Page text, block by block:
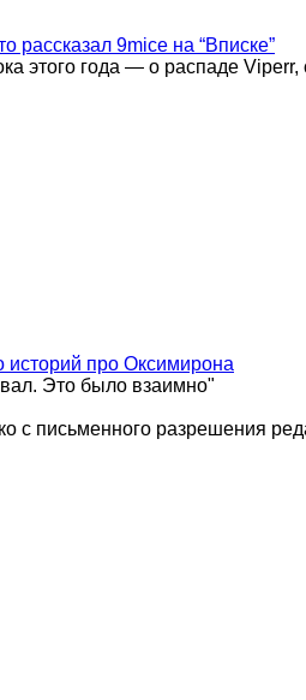
рассказал 9mice на “Вписке”
этого года — о распаде
историй про Оксимирона
Это было взаимно"
с письменного разрешения